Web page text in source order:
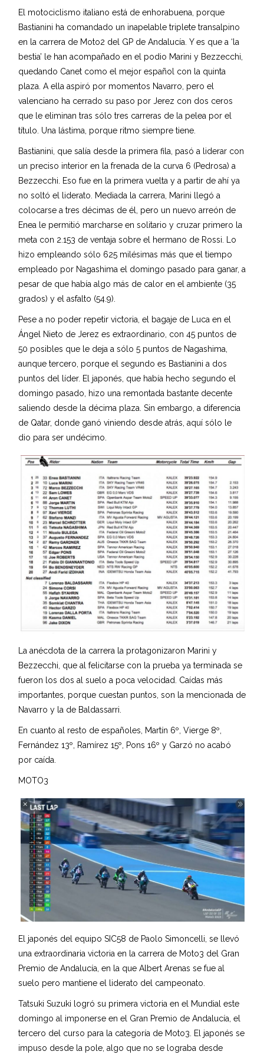
El motociclismo italiano está de enhorabuena, porque
Bastianini ha comandado un inapelable triplete transalpino
en la carrera de Moto2 del GP de Andalucía. Y es que a ‘la
bestia’ le han acompañado en el podio Marini y Bezzecchi,
quedando Canet como el mejor español con la quinta
plaza. A ella aspiró por momentos Navarro, pero el
valenciano ha cerrado su paso por Jerez con dos ceros
que le eliminan tras sólo tres carreras de la pelea por el
título. Una lástima, porque ritmo siempre tiene.
Bastianini, que salía desde la primera fila, pasó a liderar con
un preciso interior en la frenada de la curva 6 (Pedrosa) a
Bezzecchi. Eso fue en la primera vuelta y a partir de ahí ya
no soltó el liderato. Mediada la carrera, Marini llegó a
colocarse a tres décimas de él, pero un nuevo arreón de
Enea le permitió marcharse en solitario y cruzar primero la
meta con 2.153 de ventaja sobre el hermano de Rossi. Lo
hizo empleando sólo 625 milésimas más que el tiempo
empleado por Nagashima el domingo pasado para ganar, a
pesar de que había algo más de calor en el ambiente (35
grados) y el asfalto (54.9).
Pese a no poder repetir victoria, el bagaje de Luca en el
Ángel Nieto de Jerez es extraordinario, con 45 puntos de
50 posibles que le deja a sólo 5 puntos de Nagashima,
aunque tercero, porque el segundo es Bastianini a dos
puntos del líder. El japonés, que había hecho segundo el
domingo pasado, hizo una remontada bastante decente
saliendo desde la décima plaza. Sin embargo, a diferencia
de Qatar, donde ganó viniendo desde atrás, aquí sólo le
dio para ser undécimo.
La anécdota de la carrera la protagonizaron Marini y
Bezzecchi, que al felicitarse con la prueba ya terminada se
fueron los dos al suelo a poca velocidad. Caídas más
importantes, porque cuestan puntos, son la mencionada de
Navarro y la de Baldassarri.
En cuanto al resto de españoles, Martín 6º, Vierge 8º,
Fernández 13º, Ramírez 15º, Pons 16º y Garzó no acabó
por caída.
MOTO3
El japonés del equipo SIC58 de Paolo Simoncelli, se llevó
una extraordinaria victoria en la carrera de Moto3 del Gran
Premio de Andalucía, en la que Albert Arenas se fue al
suelo pero mantiene el liderato del campeonato.
Tatsuki Suzuki logró su primera victoria en el Mundial este
domingo al imponerse en el Gran Premio de Andalucía, el
tercero del curso para la categoría de Moto3. El japonés se
impuso desde la pole, algo que no se lograba desde